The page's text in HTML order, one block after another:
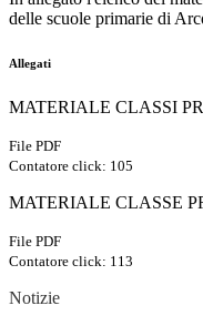
delle scuole primarie di
Allegati
MATERIALE CLASSI
File PDF
Contatore click: 105
MATERIALE CLASSE
File PDF
Contatore click: 113
Notizie